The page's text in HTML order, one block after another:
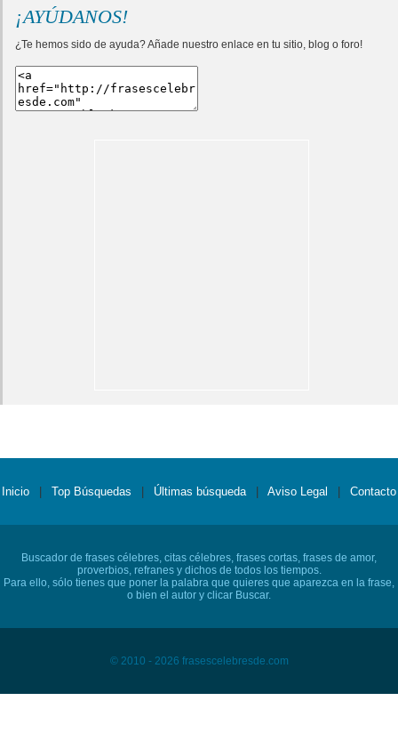
¡AYÚDANOS!
¿Te hemos sido de ayuda? Añade nuestro enlace en tu sitio, blog o foro!
Inicio Top Búsquedas Últimas búsqueda Aviso Legal Contacto
Buscador de frases célebres, citas célebres, frases cortas, frases de amor,
proverbios, refranes y dichos de todos los tiempos.
Para ello, sólo tienes que poner la palabra que quieres que aparezca en la frase,
o bien el autor y clicar Buscar.
© 2010 - 2026 frasescelebresde.com